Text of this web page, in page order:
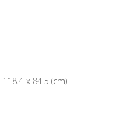
118.4 x 84.5 (cm)